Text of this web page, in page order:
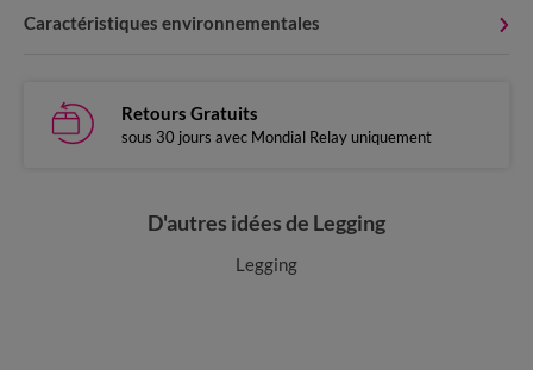
Caractéristiques environnementales
Retours Gratuits
sous 30 jours avec Mondial Relay uniquement
D'autres idées de Legging
Legging